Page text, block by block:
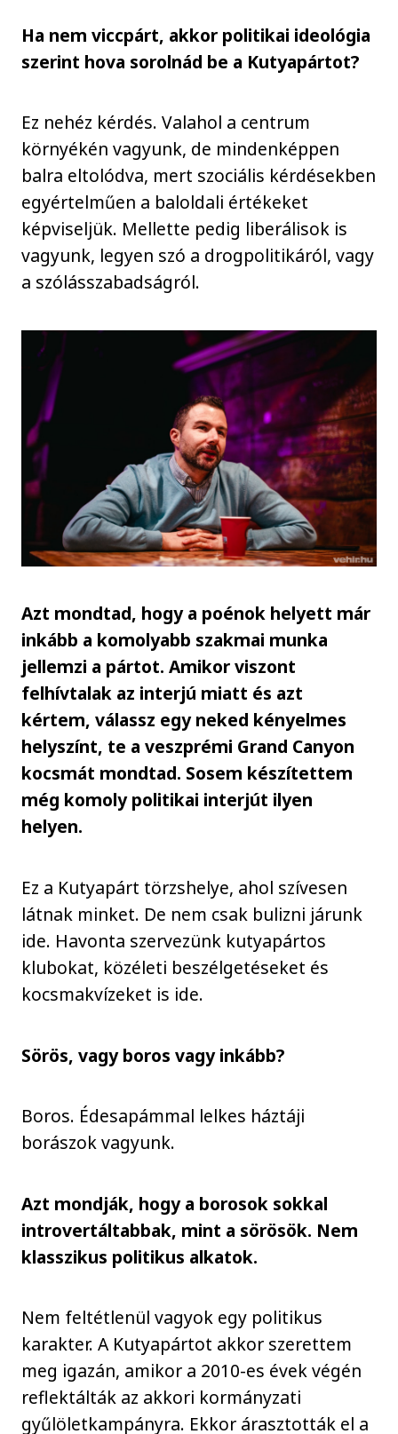
Ha nem viccpárt, akkor politikai ideológia
szerint hova sorolnád be a Kutyapártot?
Ez nehéz kérdés. Valahol a centrum
környékén vagyunk, de mindenképpen
balra eltolódva, mert szociális kérdésekben
egyértelműen a baloldali értékeket
képviseljük. Mellette pedig liberálisok is
vagyunk, legyen szó a drogpolitikáról, vagy
a szólásszabadságról.
Azt mondtad, hogy a poénok helyett már
inkább a komolyabb szakmai munka
jellemzi a pártot. Amikor viszont
felhívtalak az interjú miatt és azt
kértem, válassz egy neked kényelmes
helyszínt, te a veszprémi Grand Canyon
kocsmát mondtad. Sosem készítettem
még komoly politikai interjút ilyen
helyen.
Ez a Kutyapárt törzshelye, ahol szívesen
látnak minket. De nem csak bulizni járunk
ide. Havonta szervezünk kutyapártos
klubokat, közéleti beszélgetéseket és
kocsmakvízeket is ide.
Sörös, vagy boros vagy inkább?
Boros. Édesapámmal lelkes háztáji
borászok vagyunk.
Azt mondják, hogy a borosok sokkal
introvertáltabbak, mint a sörösök. Nem
klasszikus politikus alkatok.
Nem feltétlenül vagyok egy politikus
karakter. A Kutyapártot akkor szerettem
meg igazán, amikor a 2010-es évek végén
reflektálták az akkori kormányzati
gyűlöletkampányra. Ekkor árasztották el a